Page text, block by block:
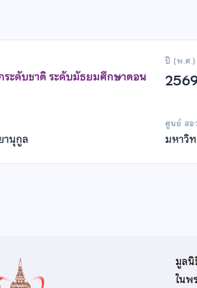
ระดับชาติ ระดับมัธยมศึกษาตอน
ปี (พ.ศ.)
านุกูล
ศูนย์ สอ
มหาวิ
มูลนิ
ในพ